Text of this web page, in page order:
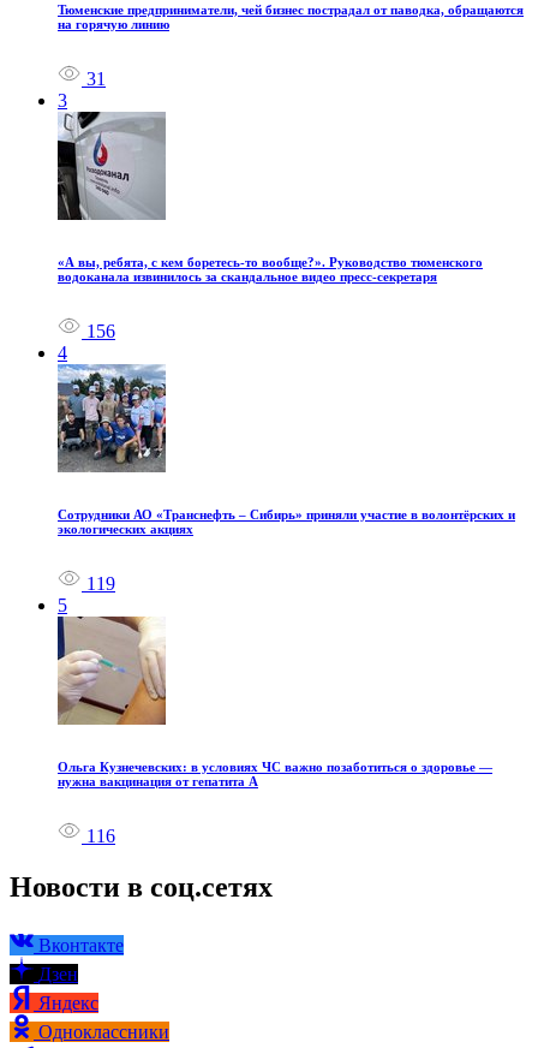
Тюменские предприниматели, чей бизнес пострадал от паводка, обращаются
на горячую линию
31
3
«А вы, ребята, с кем боретесь‑то вообще?». Руководство тюменского
водоканала извинилось за скандальное видео пресс-секретаря
156
4
Сотрудники АО «Транснефть – Сибирь» приняли участие в волонтёрских и
экологических акциях
119
5
Ольга Кузнечевских: в условиях ЧС важно позаботиться о здоровье —
нужна вакцинация от гепатита А
116
Новости в соц.сетях
Вконтакте
Дзен
Яндекс
Одноклассники